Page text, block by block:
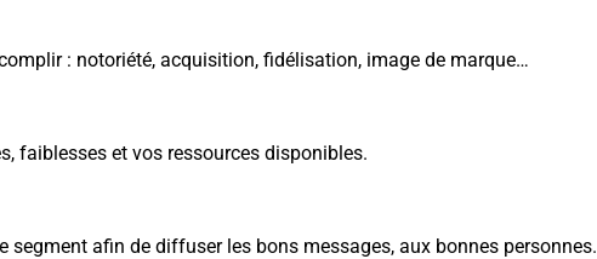
: notoriété, acquisition, fidélisation, image de marque…
faiblesses et vos ressources disponibles.
afin de diffuser les bons messages, aux bonnes personnes.